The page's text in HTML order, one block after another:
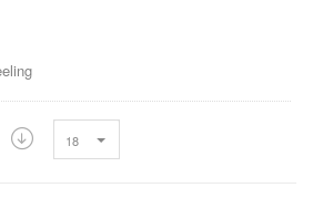
Brennerei aus der Hauptstadt
nicht probieren Sie!
18